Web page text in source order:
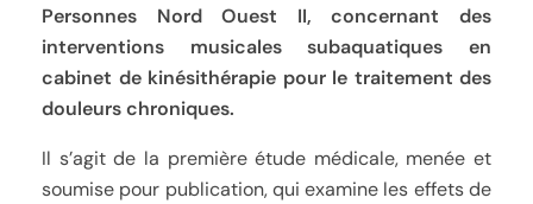
Personnes Nord Ouest II, concernant des
interventions musicales subaquatiques en
cabinet de kinésithérapie pour le traitement des
douleurs chroniques.
Il s’agit de la première étude médicale, menée et
soumise pour publication, qui examine les effets de